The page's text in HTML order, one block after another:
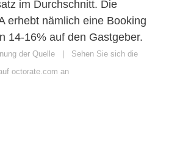
im Durchschnitt. Die
erhebt nämlich eine Booking
14-16% auf den Gastgeber.
der Quelle | Sehen Sie sich die
octorate.com an